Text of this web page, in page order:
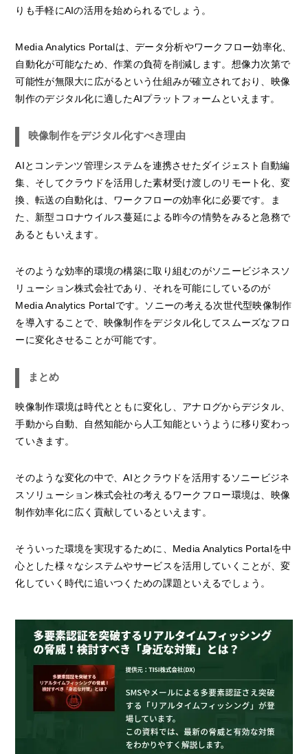
りも手軽にAIの活用を始められるでしょう。
Media Analytics Portalは、データ分析やワークフロー効率化、
自動化が可能なため、作業の負荷を削減します。想像力次第で
可能性が無限大に広がるという仕組みが確立されており、映像
制作のデジタル化に適したAIプラットフォームといえます。
映像制作をデジタル化すべき理由
AIとコンテンツ管理システムを連携させたダイジェスト自動編
集、そしてクラウドを活用した素材受け渡しのリモート化、変
換、転送の自動化は、ワークフローの効率化に必要です。ま
た、新型コロナウイルス蔓延による昨今の情勢をみると急務で
あるともいえます。
そのような効率的環境の構築に取り組むのがソニービジネスソ
リューション株式会社であり、それを可能にしているのが
Media Analytics Portalです。ソニーの考える次世代型映像制作
を導入することで、映像制作をデジタル化してスムーズなフロ
ーに変化させることが可能です。
まとめ
映像制作環境は時代とともに変化し、アナログからデジタル、
手動から自動、自然知能から人工知能というように移り変わっ
ていきます。
そのような変化の中で、AIとクラウドを活用するソニービジネ
スソリューション株式会社の考えるワークフロー環境は、映像
制作効率化に広く貢献しているといえます。
そういった環境を実現するために、Media Analytics Portalを中
心とした様々なシステムやサービスを活用していくことが、変
化していく時代に追いつくための課題といえるでしょう。